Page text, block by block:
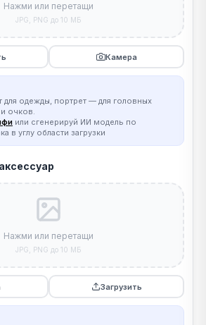
Нажми или перетащи
JPG, PNG до 10 МБ
Камера
одежды, портрет — для головных
очков.
или сгенерируй ИИ модель по
в углу области загрузки
Нажми или перетащи
JPG, PNG до 10 МБ
Загрузить